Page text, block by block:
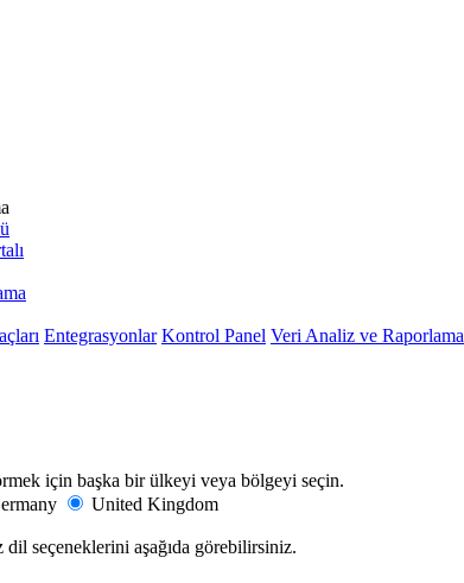
Entegrasyonlar Kontrol Panel Veri Analiz ve Raporlama
için başka bir ülkeyi veya bölgeyi seçin.
United Kingdom
seçeneklerini aşağıda görebilirsiniz.